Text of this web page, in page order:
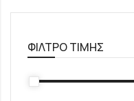
ΦΊΛΤΡΟ ΤΙΜΉΣ